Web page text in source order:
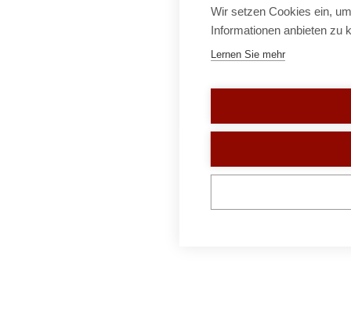
Wir setzen Cookies ein,
Informationen anbieten zu
Lernen Sie mehr